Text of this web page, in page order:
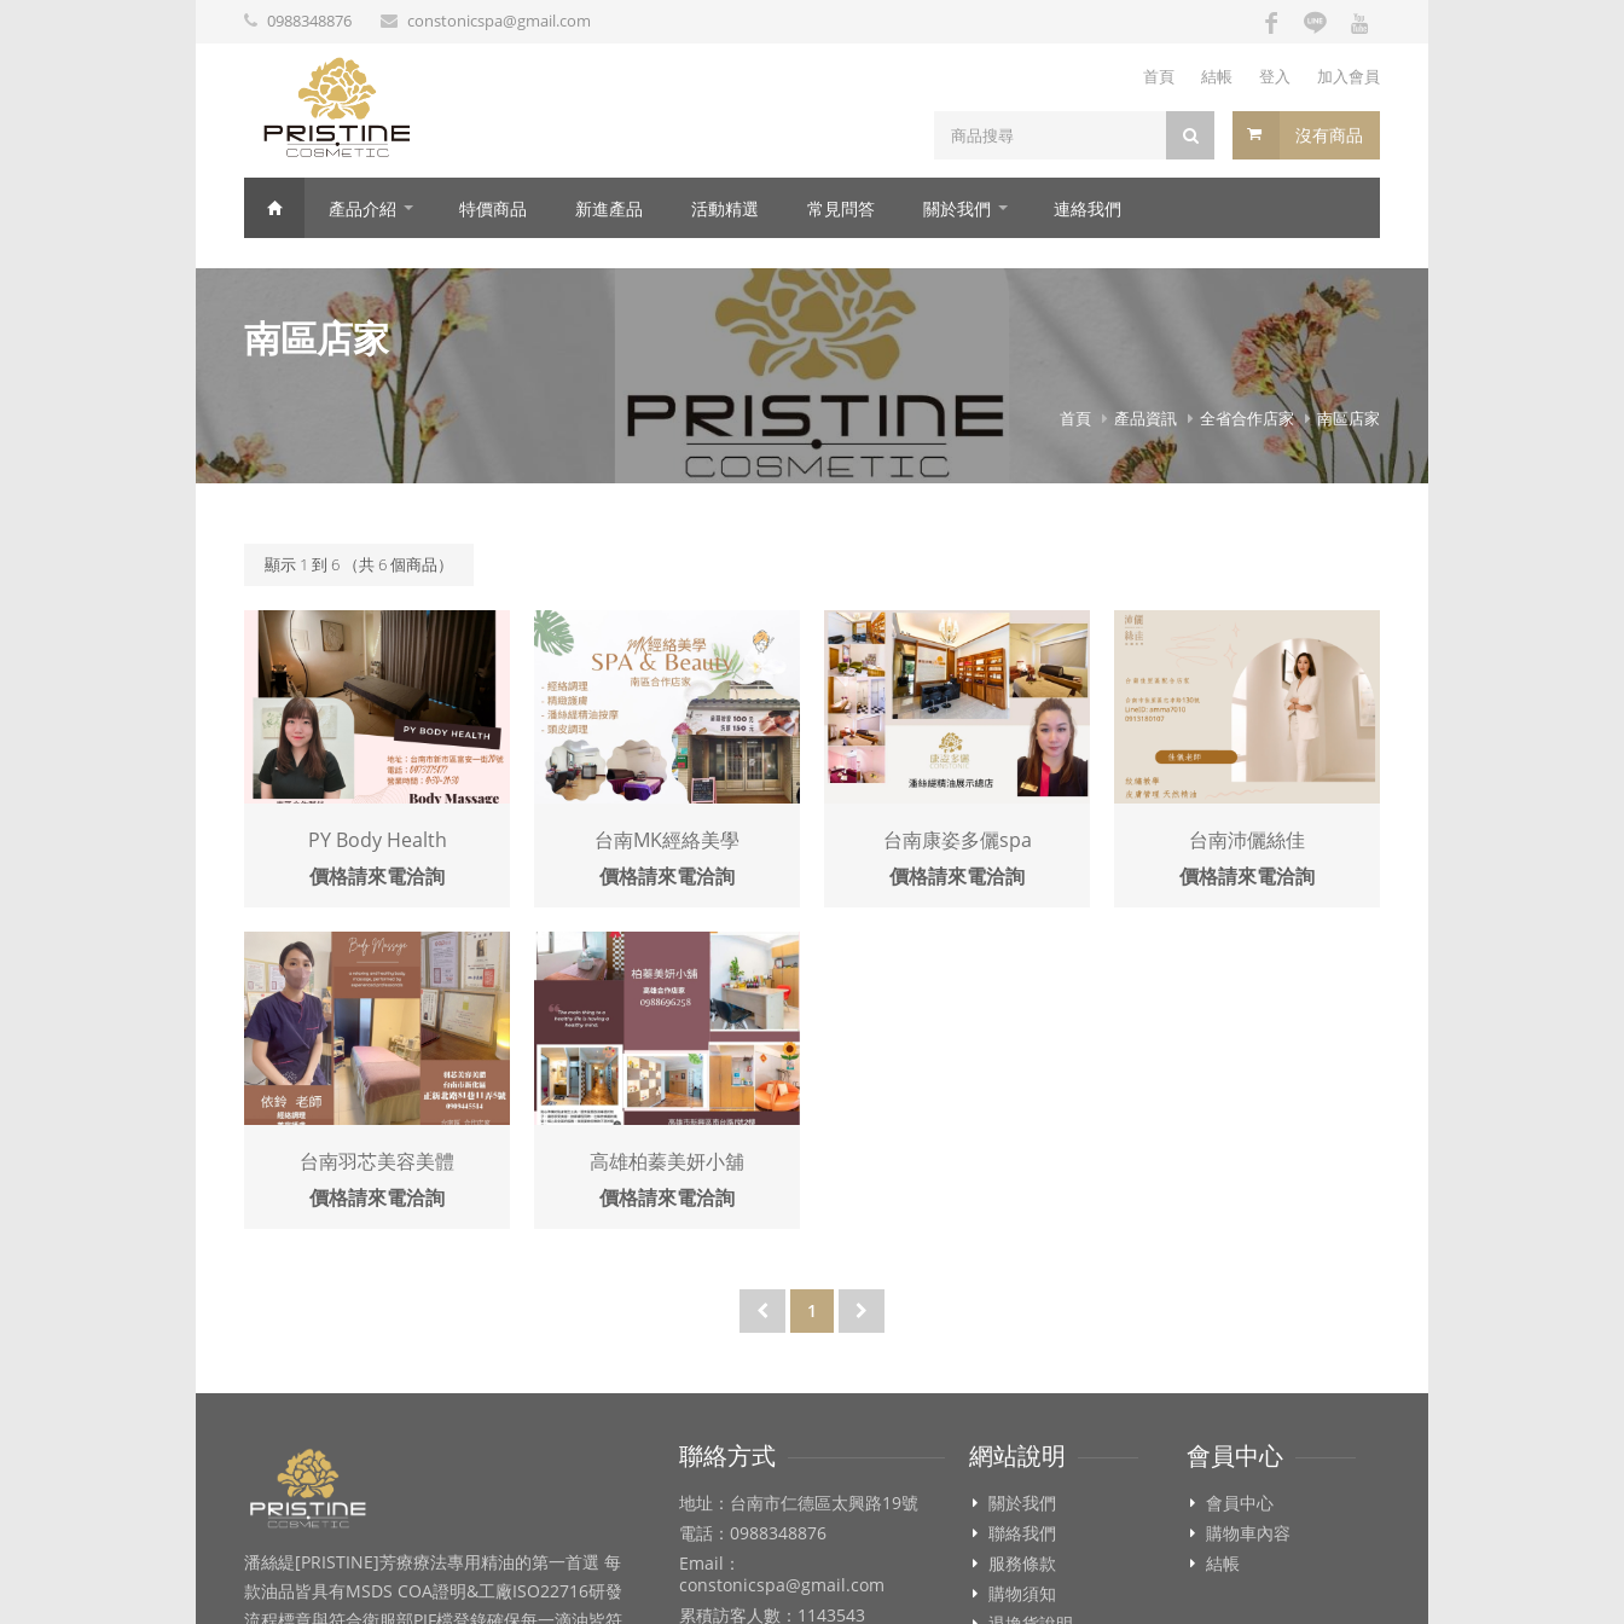
0988348876 constonicspa@gmail.com
首頁 結帳 登入 加入會員
沒有商品
產品介紹 特價商品 新進產品 活動精選 常見問答 關於我們 連絡我們
南區店家
首頁 產品資訊 全省合作店家 南區店家
顯示 1 到 6 （共 6個商品）
PY Body Health
價格請來電洽詢
台南MK經絡美學
價格請來電洽詢
台南康姿多儷spa
價格請來電洽詢
台南沛儷絲佳
價格請來電洽詢
台南羽芯美容美體
價格請來電洽詢
高雄柏蓁美妍小舖
價格請來電洽詢
1
潘絲緹[PRISTINE]芳療療法專用精油的第一首選 每
款油品皆具有MSDS COA證明&工廠ISO22716研發
聯絡方式
地址：台南市仁德區太興路19號
電話：0988348876
Email：
constonicspa@gmail.com
累積訪客人數：1143543
網站說明
關於我們
聯絡我們
服務條款
購物須知
會員中心
會員中心
購物車內容
結帳